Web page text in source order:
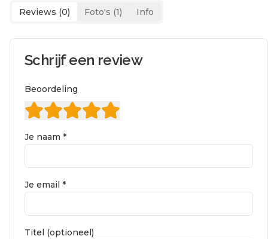
Reviews (0) Foto's (1) Info
Schrijf een review
Beoordeling
Je naam *
Je email *
Titel (optioneel)